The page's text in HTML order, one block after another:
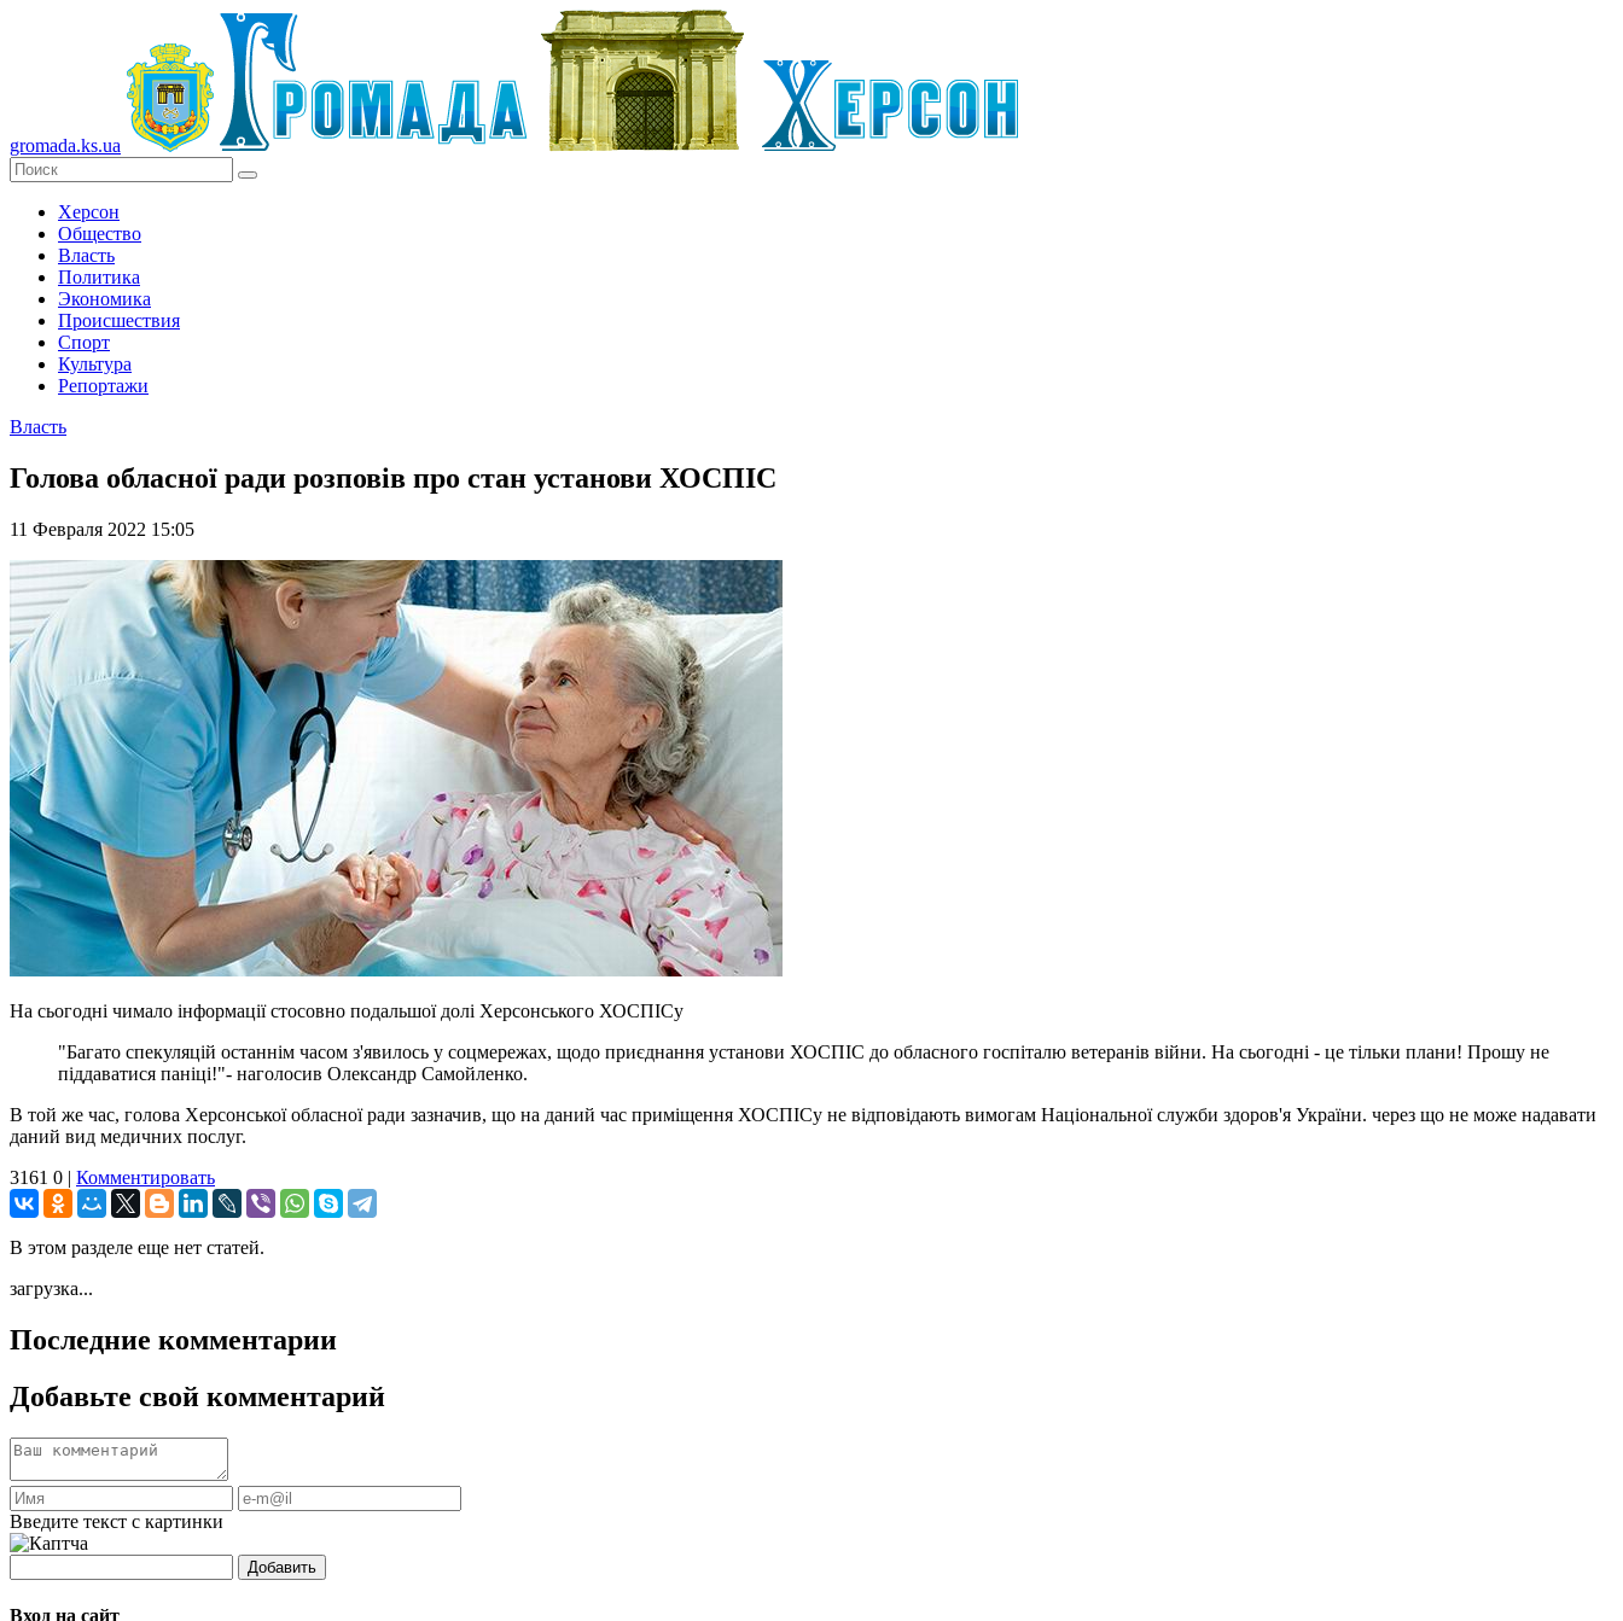
gromada.ks.ua
Херсон
Общество
Власть
Политика
Экономика
Происшествия
Спорт
Культура
Репортажи
Власть
Голова обласної ради розповів про стан установи ХОСПІС
11 Февраля 2022 15:05
На сьогодні чимало інформації стосовно подальшої долі Херсонського ХОСПІСу
"Багато спекуляцій останнім часом з'явилось у соцмережах, щодо приєднання установи ХОСПІС до обласного госпіталю ветеранів війни. На сьогодні - це тільки плани! Прошу не
піддаватися паніці!"- наголосив Олександр Самойленко.
В той же час, голова Херсонської обласної ради зазначив, що на даний час приміщення ХОСПІСу не відповідають вимогам Національної служби здоров'я України. через що не може надавати
даний вид медичних послуг.
3161 0 | Комментировать
В этом разделе еще нет статей.
загрузка...
Последние комментарии
Добавьте свой комментарий
Введите текст с картинки
Добавить
Вход на сайт